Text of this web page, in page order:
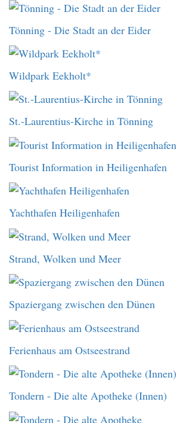
Tönning - Die Stadt an der Eider
Wildpark Eekholt*
St.-Laurentius-Kirche in Tönning
Tourist Information in Heiligenhafen
Yachthafen Heiligenhafen
Strand, Wolken und Meer
Spaziergang zwischen den Dünen
Ferienhaus am Ostseestrand
Tondern - Die alte Apotheke (Innen)